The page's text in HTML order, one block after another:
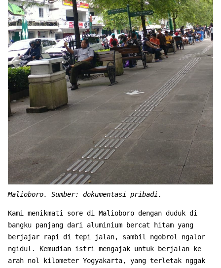
Malioboro. Sumber: dokumentasi pribadi.
Kami menikmati sore di Malioboro dengan duduk di
bangku panjang dari aluminium bercat hitam yang
berjajar rapi di tepi jalan, sambil ngobrol ngalor
ngidul. Kemudian istri mengajak untuk berjalan ke
arah nol kilometer Yogyakarta, yang terletak nggak